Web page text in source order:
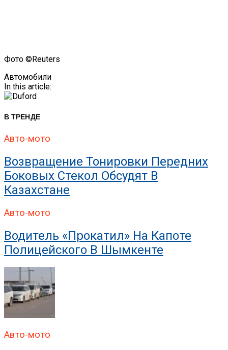
Фото ©Reuters
Автомобили
In this article:
В ТРЕНДЕ
Авто-мото
Возвращение Тонировки Передних
Боковых Стекол Обсудят В
Казахстане
Авто-мото
Водитель «прокатил» На Капоте
Полицейского В Шымкенте
Авто-мото